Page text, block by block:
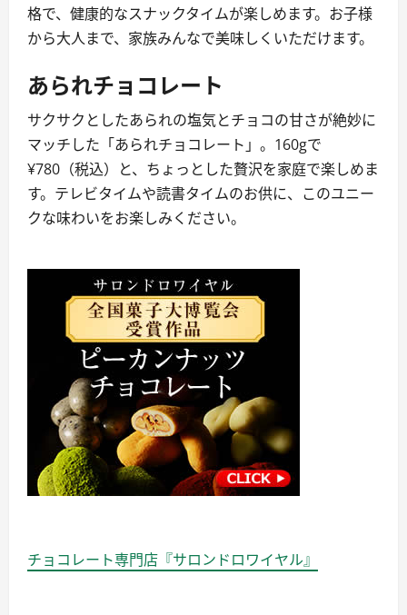
格で、健康的なスナックタイムが楽しめます。お子様
から大人まで、家族みんなで美味しくいただけます。
あられチョコレート
サクサクとしたあられの塩気とチョコの甘さが絶妙に
マッチした「あられチョコレート」。160gで
¥780（税込）と、ちょっとした贅沢を家庭で楽しめま
す。テレビタイムや読書タイムのお供に、このユニー
クな味わいをお楽しみください。
チョコレート専門店『サロンドロワイヤル』